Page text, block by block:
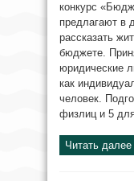
конкурс
предлагают в
рассказать
бюджете.
юридические
как
человек.
физлиц и 5
Читать далее